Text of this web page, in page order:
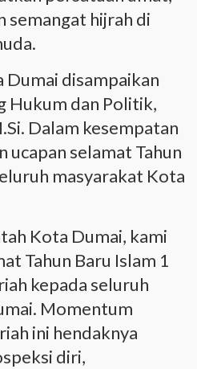
semangat hijrah di
disampaikan
Hukum dan Politik,
Dalam kesempatan
ucapan selamat Tahun
masyarakat Kota
Kota Dumai, kami
Tahun Baru Islam 1
kepada seluruh
Momentum
ini hendaknya
diri,